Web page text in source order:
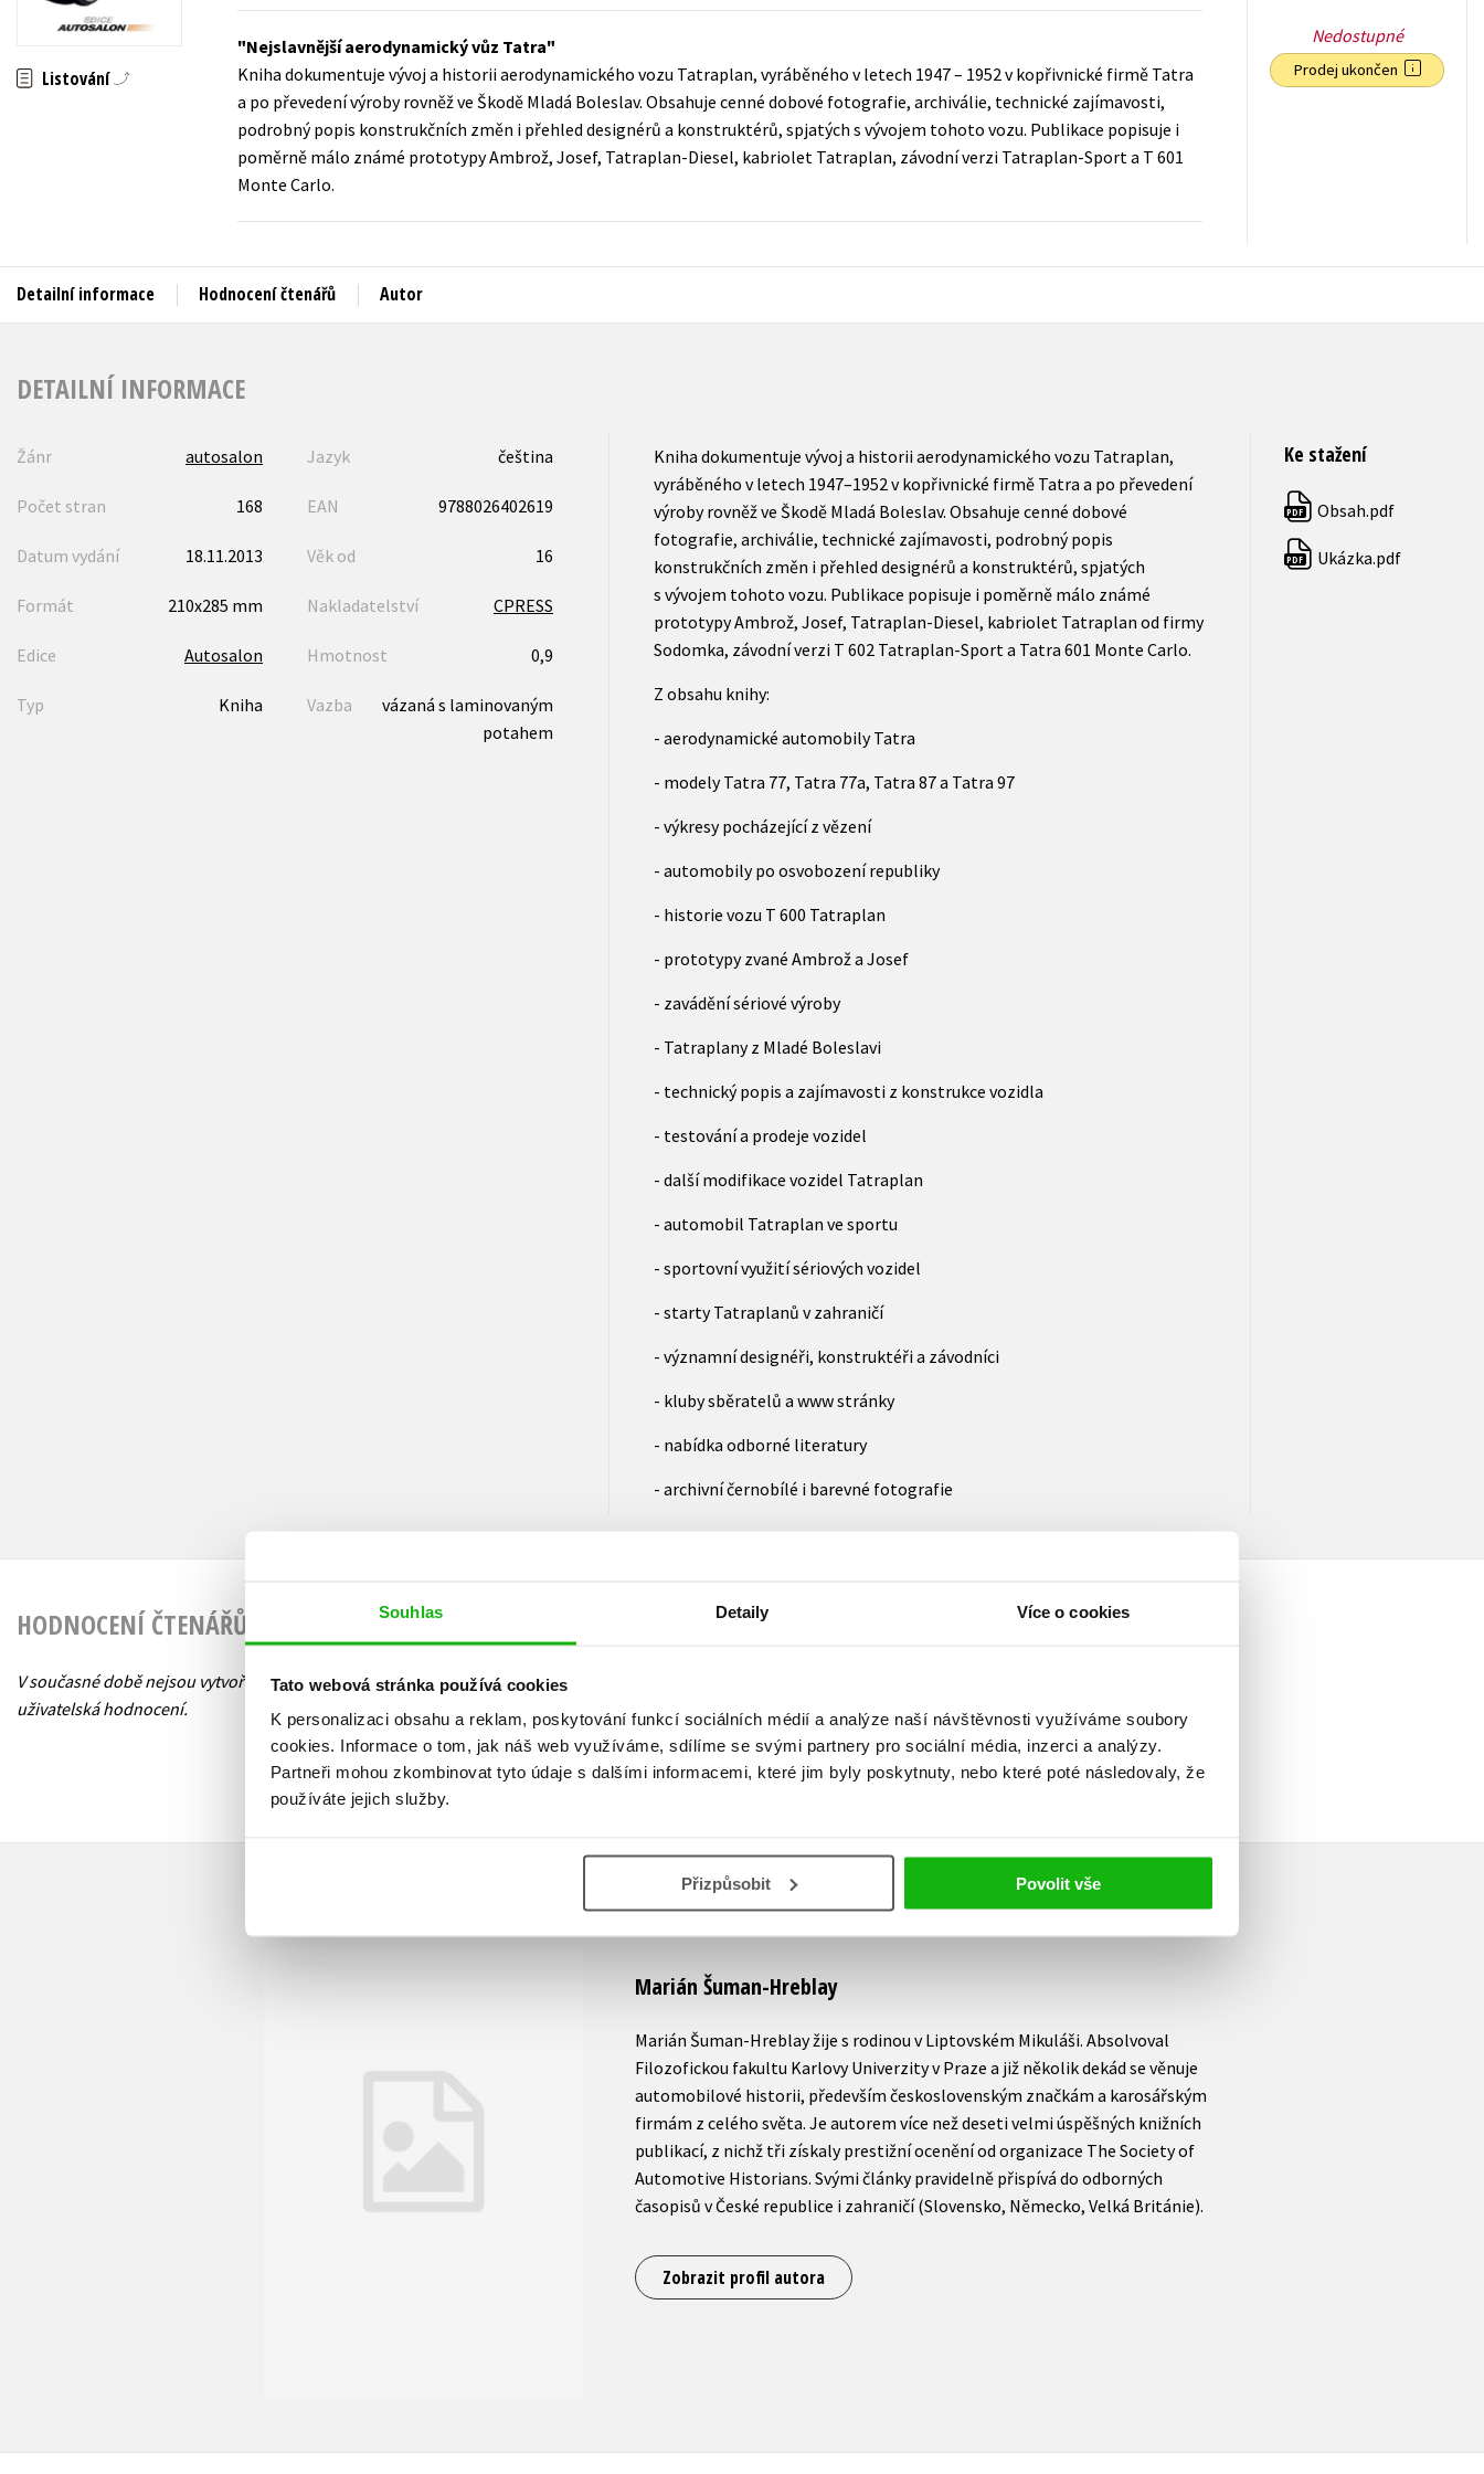
Souhlas Detaily Více o cookies
Tato webová stránka používá cookies
K personalizaci obsahu a reklam, poskytování funkcí sociálních médií a analýze naší návštěvnosti využíváme soubory
cookies. Informace o tom, jak náš web využíváme, sdílíme se svými partnery pro sociální média, inzerci a analýzy.
Partneři mohou zkombinovat tyto údaje s dalšími informacemi, které jim byly poskytnuty, nebo které poté následovaly, že
používáte jejich služby.
Přizpůsobit Povolit vše
Auto - moto
Jazyky
Kalendáře
Kariéra a osobní rozvoj
Komiks
Populárně - naučná pro dospělé
Předškoláci
Příroda a zahrada
Zahraniční literatura
Zdraví a životní styl
Listování
Nejslavnější aerodynamický vůz Tatra
Kniha dokumentuje vývoj a historii aerodynamického vozu Tatraplan, vyráběného v letech 1947 – 1952 v kopřivnické firmě Tatra
a po převedení výroby rovněž ve Škodě Mladá Boleslav. Obsahuje cenné dobové fotografie, archiválie, technické zajímavosti,
podrobný popis konstrukčních změn i přehled designérů a konstruktérů, spjatých s vývojem tohoto vozu. Publikace popisuje i
poměrně málo známé prototypy Ambrož, Josef, Tatraplan-Diesel, kabriolet Tatraplan, závodní verzi Tatraplan-Sport a T 601
Monte Carlo.
Nedostupné
Prodej ukončen
Detailní informace Hodnocení čtenářů Autor
DETAILNÍ INFORMACE
Žánr autosalon Jazyk čeština
Počet stran 168 EAN 9788026402619
Datum vydání 18.11.2013 Věk od 16
Formát 210x285 mm Nakladatelství CPRESS
Edice Autosalon Hmotnost 0,9
Typ Kniha Vazba
vázaná s laminovaným
potahem
Kniha dokumentuje vývoj a historii aerodynamického vozu Tatraplan,
vyráběného v letech 1947–1952 v kopřivnické firmě Tatra a po převedení
výroby rovněž ve Škodě Mladá Boleslav. Obsahuje cenné dobové
fotografie, archiválie, technické zajímavosti, podrobný popis
konstrukčních změn i přehled designérů a konstruktérů, spjatých
s vývojem tohoto vozu. Publikace popisuje i poměrně málo známé
prototypy Ambrož, Josef, Tatraplan-Diesel, kabriolet Tatraplan od firmy
Sodomka, závodní verzi T 602 Tatraplan-Sport a Tatra 601 Monte Carlo.
Z obsahu knihy:
- aerodynamické automobily Tatra
- modely Tatra 77, Tatra 77a, Tatra 87 a Tatra 97
- výkresy pocházející z vězení
- automobily po osvobození republiky
- historie vozu T 600 Tatraplan
- prototypy zvané Ambrož a Josef
- zavádění sériové výroby
- Tatraplany z Mladé Boleslavi
- technický popis a zajímavosti z konstrukce vozidla
- testování a prodeje vozidel
- další modifikace vozidel Tatraplan
- automobil Tatraplan ve sportu
- sportovní využití sériových vozidel
- starty Tatraplanů v zahraničí
- významní designéři, konstruktéři a závodníci
- kluby sběratelů a www stránky
- nabídka odborné literatury
- archivní černobílé i barevné fotografie
Ke stažení
PDF Obsah.pdf
PDF Ukázka.pdf
HODNOCENÍ ČTENÁŘŮ
V současné době nejsou vytvořena žádná
uživatelská hodnocení.
Vaše hodnocení
Uživatelskou recenzi mohou vkládat pouze registrovaní uživatelé
Přihlásit
AUTOR KNIHY
Marián Šuman-Hreblay
Marián Šuman-Hreblay žije s rodinou v Liptovském Mikuláši. Absolvoval
Filozofickou fakultu Karlovy Univerzity v Praze a již několik dekád se věnuje
automobilové historii, především československým značkám a karosářským
firmám z celého světa. Je autorem více než deseti velmi úspěšných knižních
publikací, z nichž tři získaly prestižní ocenění od organizace The Society of
Automotive Historians. Svými články pravidelně přispívá do odborných
časopisů v České republice i zahraničí (Slovensko, Německo, Velká Británie).
Zobrazit profil autora